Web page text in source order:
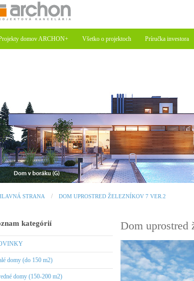
domov ARCHON+ Všetko o projektoch Príručka investora
STRANA DOM UPROSTRED ŽELEZNÍKOV 7 VER.2
kategórií
domy (do 150 m2)
domy (150-200 m2)
Dom uprostred